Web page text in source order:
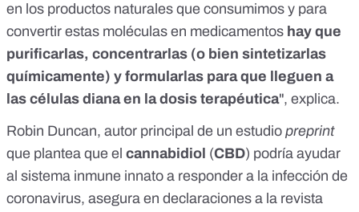
en los productos naturales que consumimos y para
convertir estas moléculas en medicamentos hay que
purificarlas, concentrarlas (o bien sintetizarlas
químicamente) y formularlas para que lleguen a
las células diana en la dosis terapéutica", explica.
Robin Duncan, autor principal de un estudio preprint
que plantea que el cannabidiol (CBD) podría ayudar
al sistema inmune innato a responder a la infección de
coronavirus, asegura en declaraciones a la revista